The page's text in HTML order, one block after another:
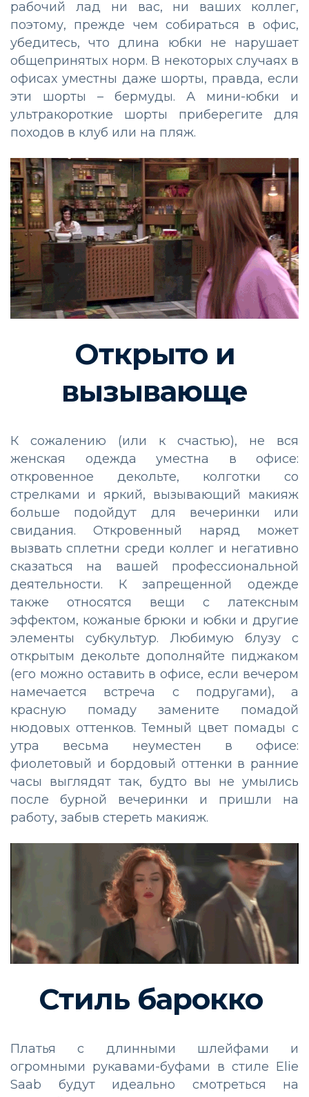
рабочий лад ни вас, ни ваших коллег,
поэтому, прежде чем собираться в офис,
убедитесь, что длина юбки не нарушает
общепринятых норм. В некоторых случаях в
офисах уместны даже шорты, правда, если
эти шорты – бермуды. А мини-юбки и
ультракороткие шорты приберегите для
походов в клуб или на пляж.
Открыто и
вызывающе
К сожалению (или к счастью), не вся
женская одежда уместна в офисе:
откровенное декольте, колготки со
стрелками и яркий, вызывающий макияж
больше подойдут для вечеринки или
свидания. Откровенный наряд может
вызвать сплетни среди коллег и негативно
сказаться на вашей профессиональной
деятельности. К запрещенной одежде
также относятся вещи с латексным
эффектом, кожаные брюки и юбки и другие
элементы субкультур. Любимую блузу с
открытым декольте дополняйте пиджаком
(его можно оставить в офисе, если вечером
намечается встреча с подругами), а
красную помаду замените помадой
нюдовых оттенков. Темный цвет помады с
утра весьма неуместен в офисе:
фиолетовый и бордовый оттенки в ранние
часы выглядят так, будто вы не умылись
после бурной вечеринки и пришли на
работу, забыв стереть макияж.
Стиль барокко
Платья с длинными шлейфами и
огромными рукавами-буфами в стиле Elie
Saab будут идеально смотреться на